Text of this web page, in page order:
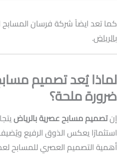
كما تعد ايضاً شركة فرسان
بالرياض.
لماذا يُعد تصميم
ضرورة ملحة؟
إنتصميم مسابح عصرية بالرياض
استثمارًا يعكس الذوق الرفيع ويُضيف
أهمية التصميم العصري للمسابح